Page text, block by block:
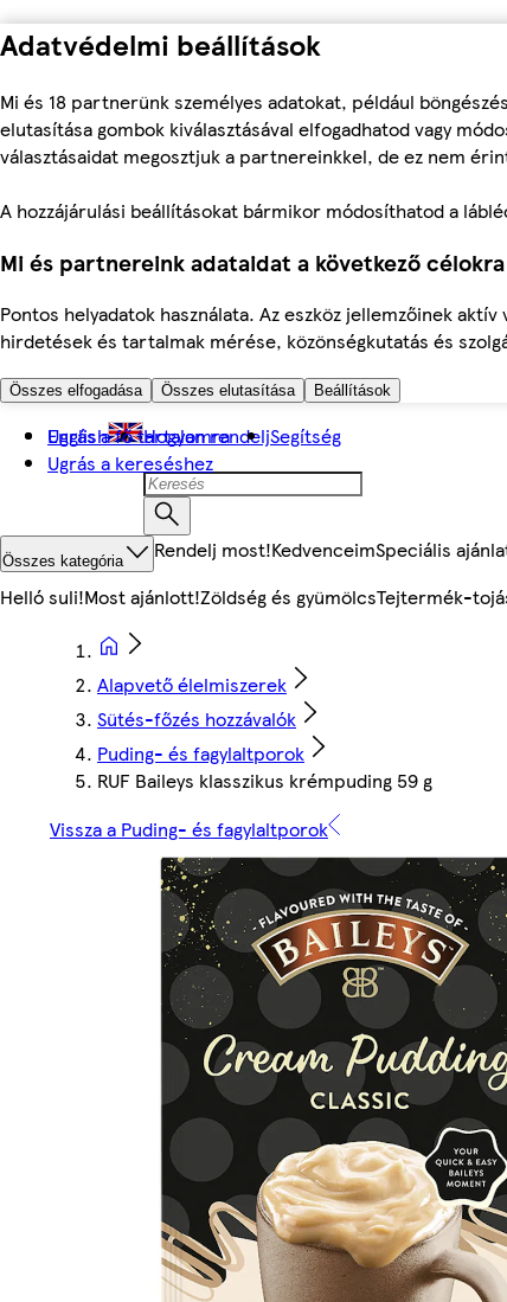
Adatvédelmi beállítások
Mi és 18 partnerünk személyes adatokat, például
elutasítása gombok kiválasztásával elfogadhatod vagy
választásaidat megosztjuk a partnereinkkel, de ez nem
A hozzájárulási beállításokat bármikor módosíthatod a
Mi és partnereink adataidat a következő
Pontos helyadatok használata. Az eszköz jellemzőinek
hirdetések és tartalmak mérése, közönségkutatás és
Összes elfogadása Összes elutasítása Beállítások
Ugrás a fő tartalomra
Ugrás a kereséshez
English Hogyan rendeljSegítség
Összes kategória Rendelj most!KedvenceimSpeciális
Helló suli!Most ajánlott!Zöldség és gyümölcsTejtermék-
Alapvető élelmiszerek
Sütés-főzés hozzávalók
Puding- és fagylaltporok
RUF Baileys klasszikus krémpuding 59 g
Vissza a Puding- és fagylaltporok